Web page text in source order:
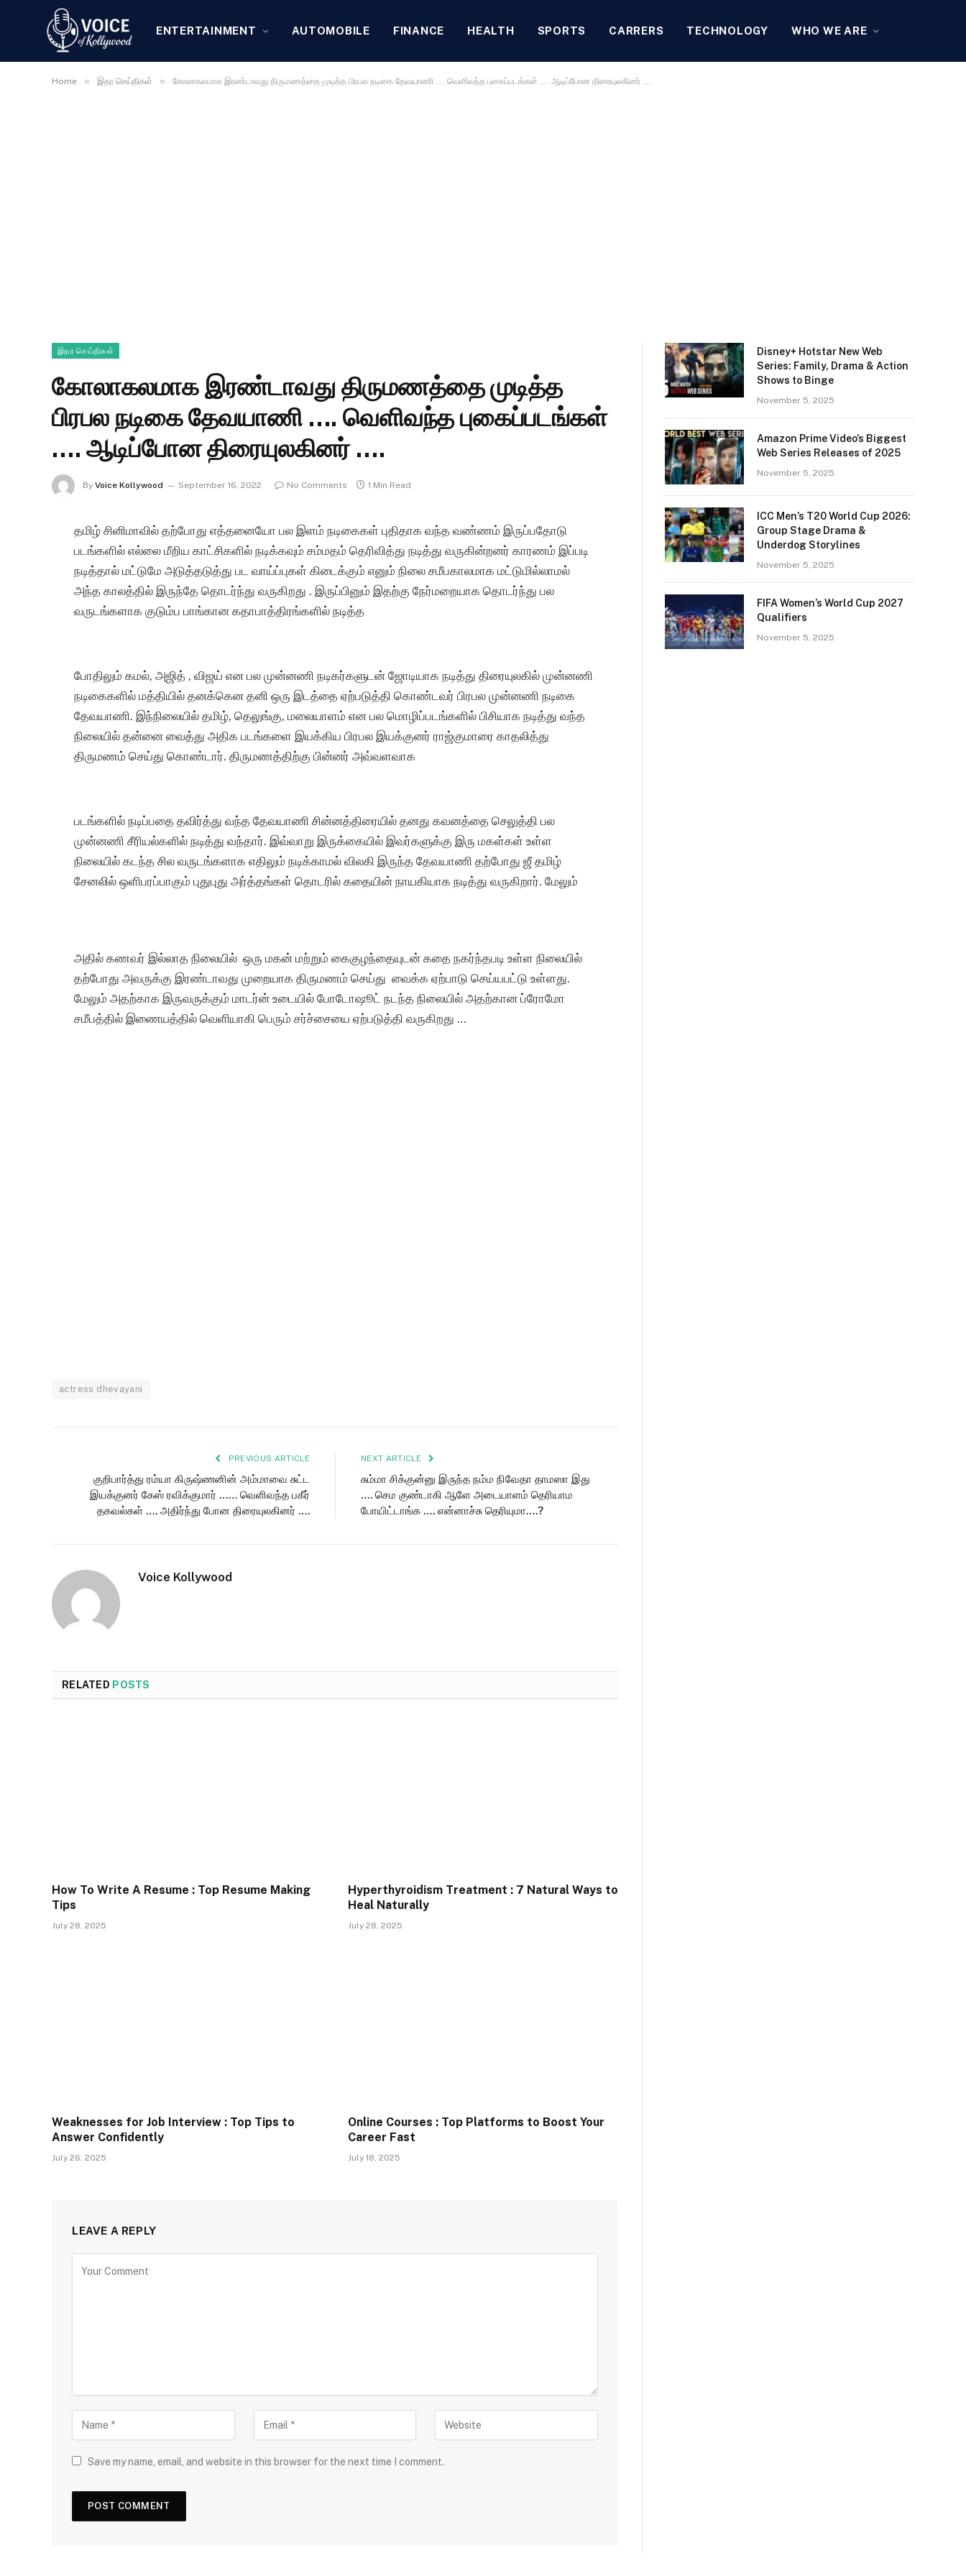
ENTERTAINMENT AUTOMOBILE FINANCE HEALTH SPORTS CARRERS TECHNOLOGY WHO WE ARE
Home » இதர செய்திகள் » கோலாகலமாக இரண்டாவது திருமணத்தை முடித்த பிரபல நடிகை தேவயாணி …. வெளிவந்த புகைப்படங்கள் …. ஆடிப்போன திரையுலகினர் ….
இதர செய்திகள்
கோலாகலமாக இரண்டாவது திருமணத்தை முடித்த
பிரபல நடிகை தேவயாணி …. வெளிவந்த புகைப்படங்கள்
…. ஆடிப்போன திரையுலகினர் ….
By Voice Kollywood September 16, 2022 No Comments 1 Min Read
தமிழ் சினிமாவில் தற்போது எத்தனையோ பல இளம் நடிகைகள் புதிதாக வந்த வண்ணம் இருப்பதோடு
படங்களில் எல்லை மீறிய காட்சிகளில் நடிக்கவும் சம்மதம் தெரிவித்து நடித்து வருகின்றனர் காரணம் இப்படி
நடித்தால் மட்டுமே அடுத்தடுத்து பட வாய்ப்புகள் கிடைக்கும் எனும் நிலை சமீபகாலமாக மட்டுமில்லாமல்
அந்த காலத்தில் இருந்தே தொடர்ந்து வருகிறது . இருப்பினும் இதற்கு நேர்மறையாக தொடர்ந்து பல
வருடங்களாக குடும்ப பாங்கான கதாபாத்திரங்களில் நடித்த
போதிலும் கமல், அஜித் , விஜய் என பல முன்னணி நடிகர்களுடன் ஜோடியாக நடித்து திரையுலகில் முன்னணி
நடிகைகளில் மத்தியில் தனக்கென தனி ஒரு இடத்தை ஏற்படுத்தி கொண்டவர் பிரபல முன்னணி நடிகை
தேவயாணி. இந்நிலையில் தமிழ், தெலுங்கு, மலையாளம் என பல மொழிப்படங்களில் பிசியாக நடித்து வந்த
நிலையில் தன்னை வைத்து அதிக படங்களை இயக்கிய பிரபல இயக்குனர் ராஜ்குமாரை காதலித்து
திருமணம் செய்து கொண்டார். திருமணத்திற்கு பின்னர் அவ்வளவாக
படங்களில் நடிப்பதை தவிர்த்து வந்த தேவயாணி சின்னத்திரையில் தனது கவனத்தை செலுத்தி பல
முன்னணி சீரியல்களில் நடித்து வந்தார். இவ்வாறு இருக்கையில் இவர்களுக்கு இரு மகள்கள் உள்ள
நிலையில் கடந்த சில வருடங்களாக எதிலும் நடிக்காமல் விலகி இருந்த தேவயாணி தற்போது ஜீ தமிழ்
சேனலில் ஒளிபரப்பாகும் புதுபுது அர்த்தங்கள் தொடரில் கதையின் நாயகியாக நடித்து வருகிறார். மேலும்
அதில் கணவர் இல்லாத நிலையில் ஒரு மகன் மற்றும் கைகுழந்தையுடன் கதை நகர்ந்தபடி உள்ள நிலையில்
தற்போது அவருக்கு இரண்டாவது முறையாக திருமணம் செய்து வைக்க ஏற்பாடு செய்யபட்டு உள்ளது.
மேலும் அதற்காக இருவருக்கும் மாடர்ன் உடையில் போடோஷூட் நடந்த நிலையில் அதற்கான ப்ரோமோ
சமீபத்தில் இணையத்தில் வெளியாகி பெரும் சர்ச்சையை ஏற்படுத்தி வருகிறது …
actress dhevayani
PREVIOUS ARTICLE
குறிபார்த்து ரம்யா கிருஷ்ணனின் அம்மாவை சுட்ட
இயக்குனர் கேஸ் ரவிக்குமார் …… வெளிவந்த பகீர்
தகவல்கள் …. அதிர்ந்து போன திரையுலகினர் ….
NEXT ARTICLE
சும்மா சிக்குன்னு இருந்த நம்ம நிவேதா தாமஸா இது
…. செம குண்டாகி ஆளே அடையாளம் தெரியாம
போயிட்டாங்க …. என்னாச்சு தெரியுமா….?
Voice Kollywood
RELATED POSTS
How To Write A Resume : Top Resume Making
Tips
July 28, 2025
Hyperthyroidism Treatment : 7 Natural Ways to
Heal Naturally
July 28, 2025
Weaknesses for Job Interview : Top Tips to
Answer Confidently
July 26, 2025
Online Courses : Top Platforms to Boost Your
Career Fast
July 18, 2025
LEAVE A REPLY
Save my name, email, and website in this browser for the next time I comment.
Disney+ Hotstar New Web
Series: Family, Drama & Action
Shows to Binge
November 5, 2025
Amazon Prime Video’s Biggest
Web Series Releases of 2025
November 5, 2025
ICC Men’s T20 World Cup 2026:
Group Stage Drama &
Underdog Storylines
November 5, 2025
FIFA Women’s World Cup 2027
Qualifiers
November 5, 2025